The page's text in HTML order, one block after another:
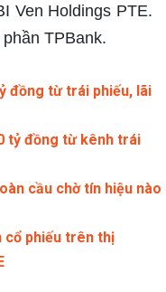
Ven Holdings PTE.
TPBank.
đồng từ trái phiếu, lãi
tỷ đồng từ kênh trái
cầu chờ tín hiệu nào
cổ phiếu trên thị